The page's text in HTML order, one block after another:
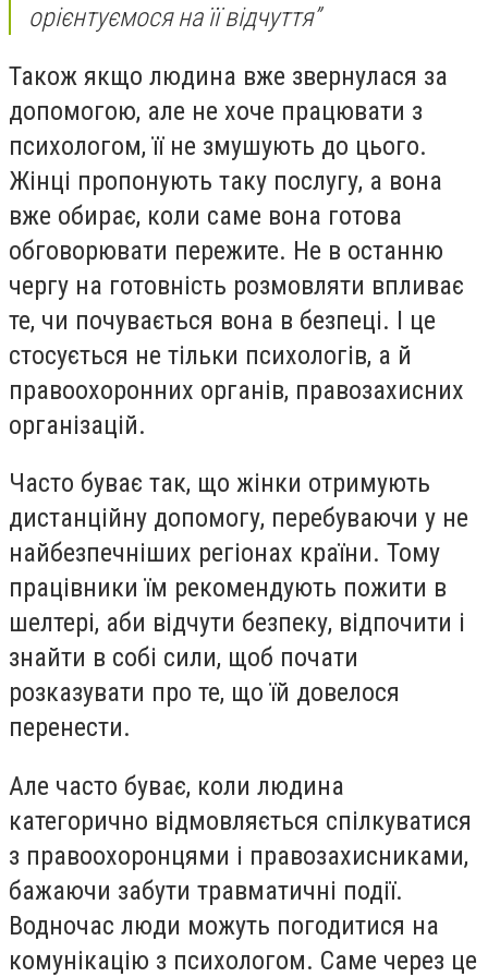
орієнтуємося на її відчуття”
Також якщо людина вже звернулася за
допомогою, але не хоче працювати з
психологом, її не змушують до цього.
Жінці пропонують таку послугу, а вона
вже обирає, коли саме вона готова
обговорювати пережите. Не в останню
чергу на готовність розмовляти впливає
те, чи почувається вона в безпеці. І це
стосується не тільки психологів, а й
правоохоронних органів, правозахисних
організацій.
Часто буває так, що жінки отримують
дистанційну допомогу, перебуваючи у не
найбезпечніших регіонах країни. Тому
працівники їм рекомендують пожити в
шелтері, аби відчути безпеку, відпочити і
знайти в собі сили, щоб почати
розказувати про те, що їй довелося
перенести.
Але часто буває, коли людина
категорично відмовляється спілкуватися
з правоохоронцями і правозахисниками,
бажаючи забути травматичні події.
Водночас люди можуть погодитися на
комунікацію з психологом. Саме через це